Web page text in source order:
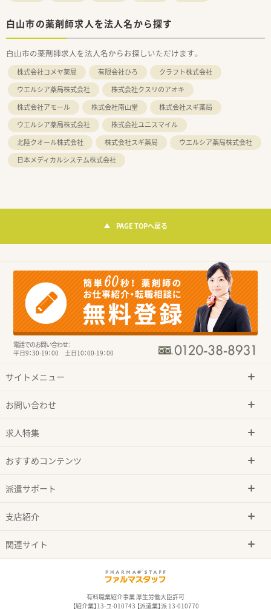
白山市の薬剤師求人を法人名から探す
白山市の薬剤師求人を法人名からお探しいただけます。
株式会社コメヤ薬局 有限会社ひろ
クラフト株式会社
ウエルシア薬局株式会社
株式会社クスリのアオキ
株式会社アモール
株式会社南山堂
株式会社スギ薬局
ウエルシア薬局株式会社
株式会社ユニスマイル
北陸クオール株式会社
株式会社スギ薬局
ウエルシア薬局株式会社
日本メディカルシステム株式会社
PAGE TOPへ戻る
電話でのお問い合わせ：
平日9：30-19：00 土日10：00-19：00
サイトメニュー
お問い合わせ
求人特集
おすすめコンテンツ
派遣サポート
支店紹介
関連サイト
有料職業紹介事業 厚生労働大臣許可
【紹介業】13-ユ-010743 【派遣業】派 13-010770